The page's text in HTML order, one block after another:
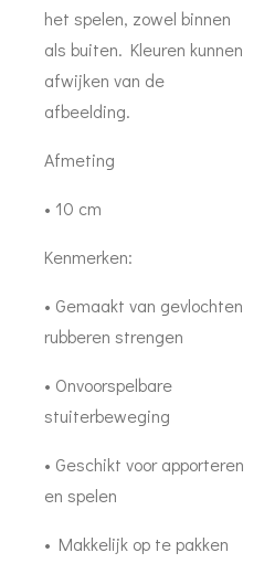
het spelen, zowel binnen
als buiten. Kleuren kunnen
afwijken van de
afbeelding.
Afmeting
• 10 cm
Kenmerken:
• Gemaakt van gevlochten
rubberen strengen
• Onvoorspelbare
stuiterbeweging
• Geschikt voor apporteren
en spelen
• Makkelijk op te pakken